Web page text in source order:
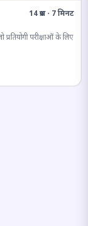
14 प्रश्न · 7 मिनट
परीक्षाओं के लिए